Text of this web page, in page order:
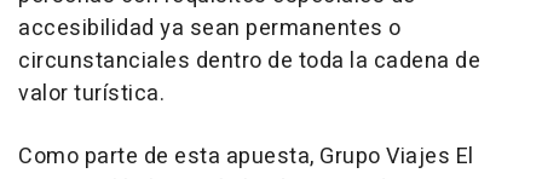
accesibilidad ya sean permanentes o
circunstanciales dentro de toda la cadena de
valor turística.
Como parte de esta apuesta, Grupo Viajes El